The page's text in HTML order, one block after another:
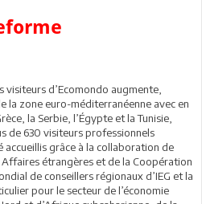
visiteurs d’Ecomondo augmente,
la zone euro-méditerranéenne avec en
la Serbie, l’Égypte et la Tunisie,
de 630 visiteurs professionnels
grâce à la collaboration de
Affaires étrangères et de la Coopération
de conseillers régionaux d’IEG et la
pour le secteur de l’économie